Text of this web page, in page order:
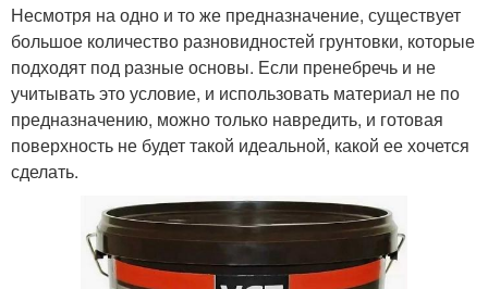
Несмотря на одно и то же предназначение, существует
большое количество разновидностей грунтовки, которые
подходят под разные основы. Если пренебречь и не
учитывать это условие, и использовать материал не по
предназначению, можно только навредить, и готовая
поверхность не будет такой идеальной, какой ее хочется
сделать.